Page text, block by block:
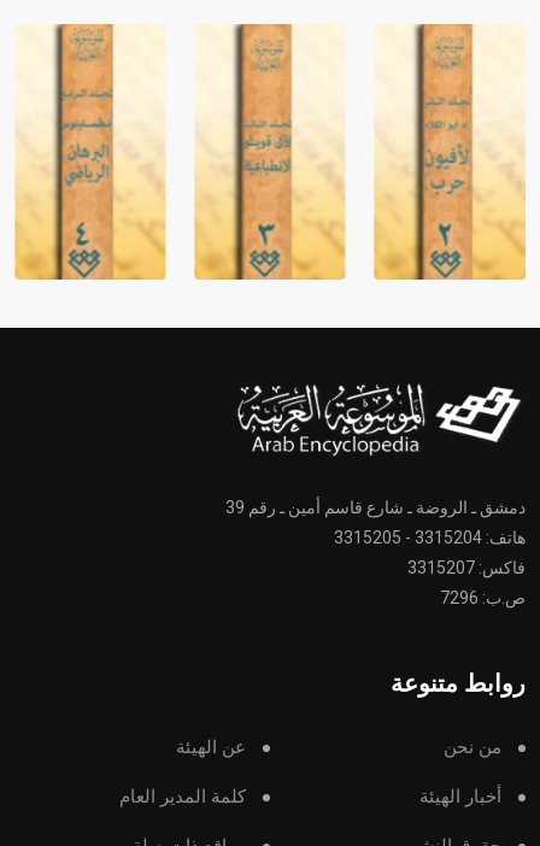
دمشق ـ الروضة ـ شارع قاسم أمين ـ رقم 39
هاتف: 3315204 - 3315205
فاكس: 3315207
ص.ب: 7296
روابط متنوعة
من نحن عن الهيئة
أخبار الهيئة كلمة المدير العام